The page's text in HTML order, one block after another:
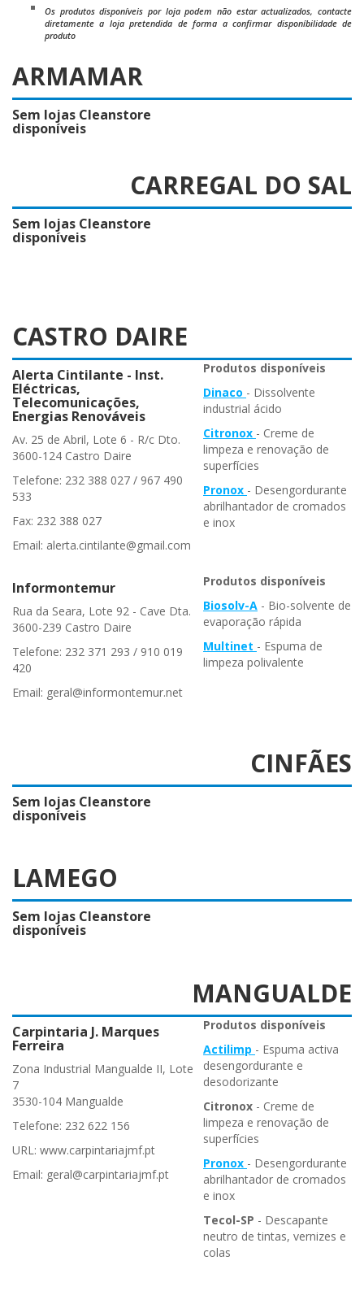
Os produtos disponíveis por loja podem não estar actualizados, contacte
diretamente a loja pretendida de forma a confirmar disponíbilidade de
produto
ARMAMAR
Sem lojas Cleanstore
disponíveis
CARREGAL DO SAL
Sem lojas Cleanstore
disponíveis
CASTRO DAIRE
Alerta Cintilante - Inst.
Eléctricas,
Telecomunicações,
Energias Renováveis
Av. 25 de Abril, Lote 6 - R/c Dto.
3600-124 Castro Daire
Telefone: 232 388 027 / 967 490
533
Fax: 232 388 027
Email: alerta.cintilante@gmail.com
Produtos disponíveis
Dinaco - Dissolvente
industrial ácido
Citronox - Creme de
limpeza e renovação de
superfícies
Pronox - Desengordurante
abrilhantador de cromados
e inox
Informontemur
Rua da Seara, Lote 92 - Cave Dta.
3600-239 Castro Daire
Telefone: 232 371 293 / 910 019
420
Email: geral@informontemur.net
Produtos disponíveis
Biosolv-A - Bio-solvente de
evaporação rápida
Multinet - Espuma de
limpeza polivalente
CINFÃES
Sem lojas Cleanstore
disponíveis
LAMEGO
Sem lojas Cleanstore
disponíveis
MANGUALDE
Carpintaria J. Marques
Ferreira
Zona Industrial Mangualde II, Lote
7
3530-104 Mangualde
Telefone: 232 622 156
URL: www.carpintariajmf.pt
Email: geral@carpintariajmf.pt
Produtos disponíveis
Actilimp - Espuma activa
desengordurante e
desodorizante
Citronox - Creme de
limpeza e renovação de
superfícies
Pronox - Desengordurante
abrilhantador de cromados
e inox
Tecol-SP - Descapante
neutro de tintas, vernizes e
colas